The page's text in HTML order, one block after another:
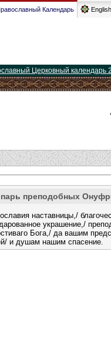
Календарь English
Церковный календарь
преподобных
наставницы,/
украшение,/
Бога,/ да вашим
и душам нашим спасение.